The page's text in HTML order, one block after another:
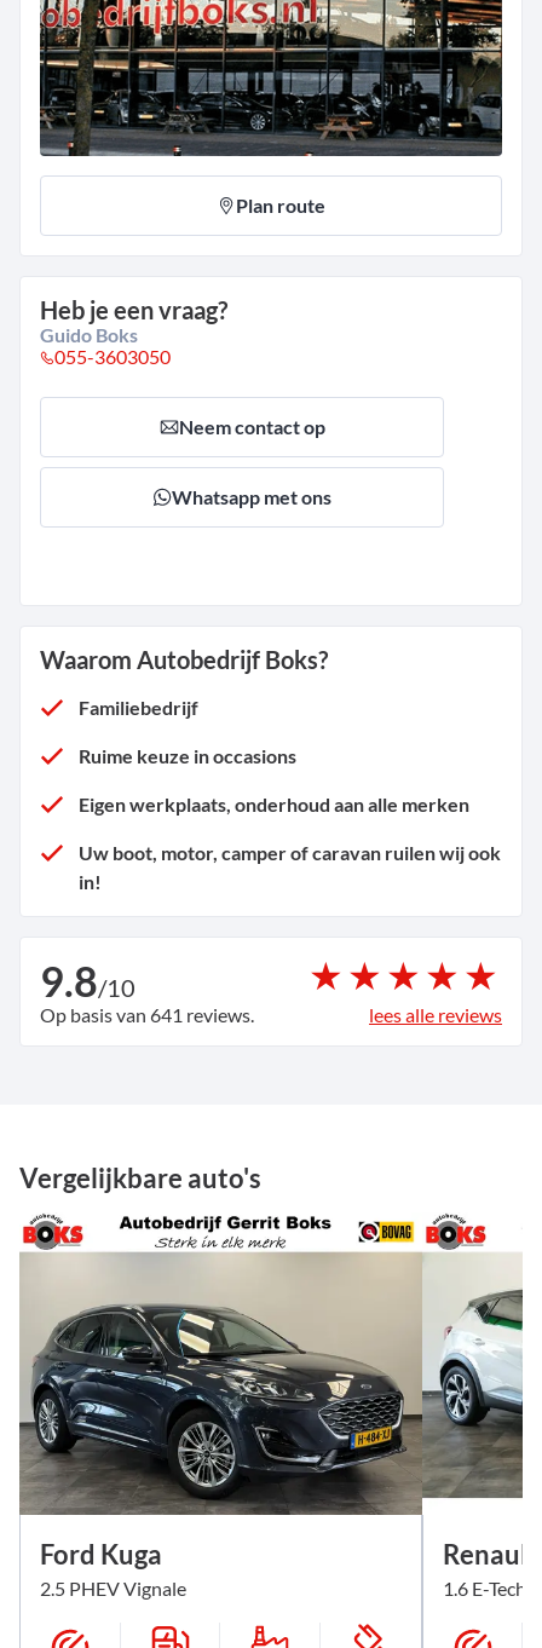
Plan route
Heb je een vraag?
Guido Boks
055-3603050
Neem contact op
Whatsapp met ons
Waarom Autobedrijf Boks?
Familiebedrijf
Ruime keuze in occasions
Eigen werkplaats, onderhoud aan alle merken
Uw boot, motor, camper of caravan ruilen wij ook
in!
9.8/10
Op basis van 641 reviews. lees alle reviews
Vergelijkbare auto's
Ford Kuga
2.5 PHEV Vignale 1.6 E-Tech